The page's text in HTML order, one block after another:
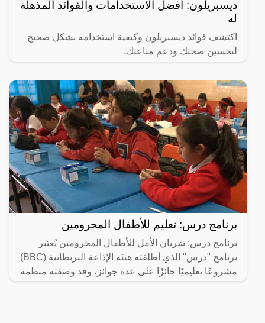
ديسبريلون: أفضل الاستخدامات والفوائد المذهلة
له
اكتشف فوائد ديسبريلون وكيفية استخدامه بشكل صحيح
لتحسين صحتك ودعم مناعتك.
برنامج درس: تعليم للأطفال المحرومين
برنامج درس: شريان الأمل للأطفال المحرومين يُعتبر
برنامج "درس" الذي أطلقته هيئة الإذاعة البريطانية (BBC)
مشروعًا تعليميًا حائزًا على عدة جوائز، وقد وصفته منظمة